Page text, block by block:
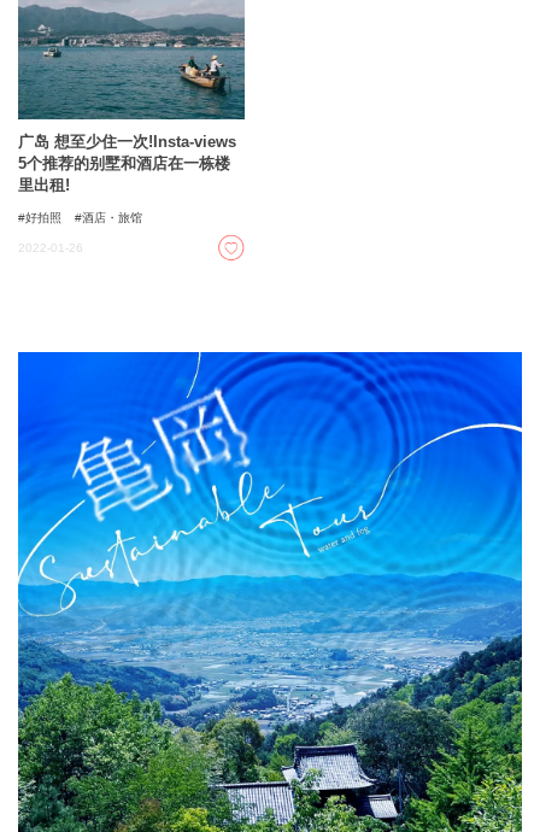
广岛 想至少住一次!Insta-views
5个推荐的别墅和酒店在一栋楼
里出租!
好拍照 酒店・旅馆
2022-01-26